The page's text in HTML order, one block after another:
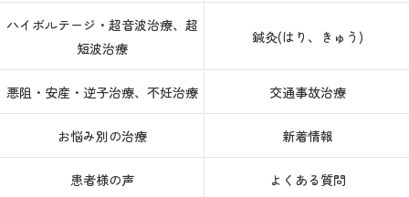
ハイボルテージ・超音波治療、超
短波治療
鍼灸(はり、きゅう)
悪阻・安産・逆子治療、不妊治療 交通事故治療
お悩み別の治療 新着情報
患者様の声 よくある質問